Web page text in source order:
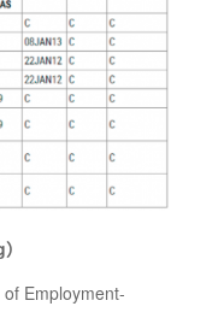
Employment-